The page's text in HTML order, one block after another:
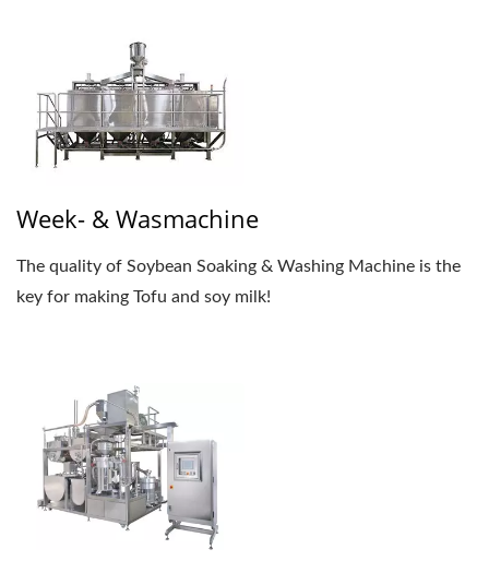
Week- & Wasmachine
The quality of Soybean Soaking & Washing Machine is the
key for making Tofu and soy milk!